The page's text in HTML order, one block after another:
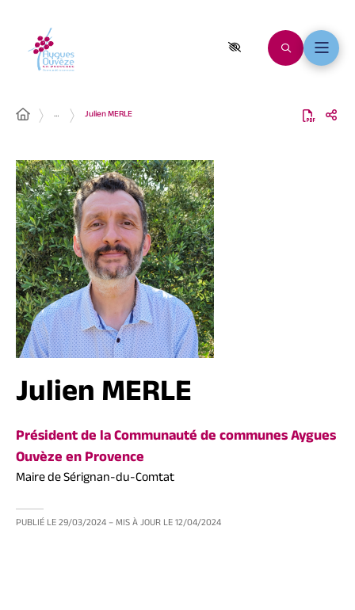
… Julien MERLE
Julien MERLE
Président de la Communauté de communes Aygues
Ouvèze en Provence
Maire de Sérignan-du-Comtat
PUBLIÉ LE29/03/2024 – MIS À JOUR LE12/04/2024